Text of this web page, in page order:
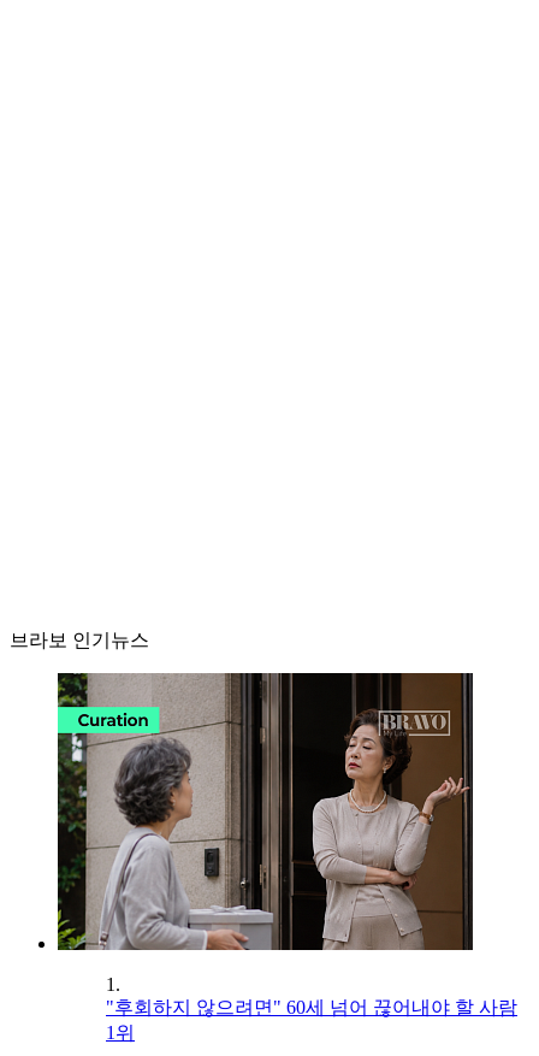
브라보 인기뉴스
1.
"후회하지 않으려면" 60세 넘어 끊어내야 할 사람
1위